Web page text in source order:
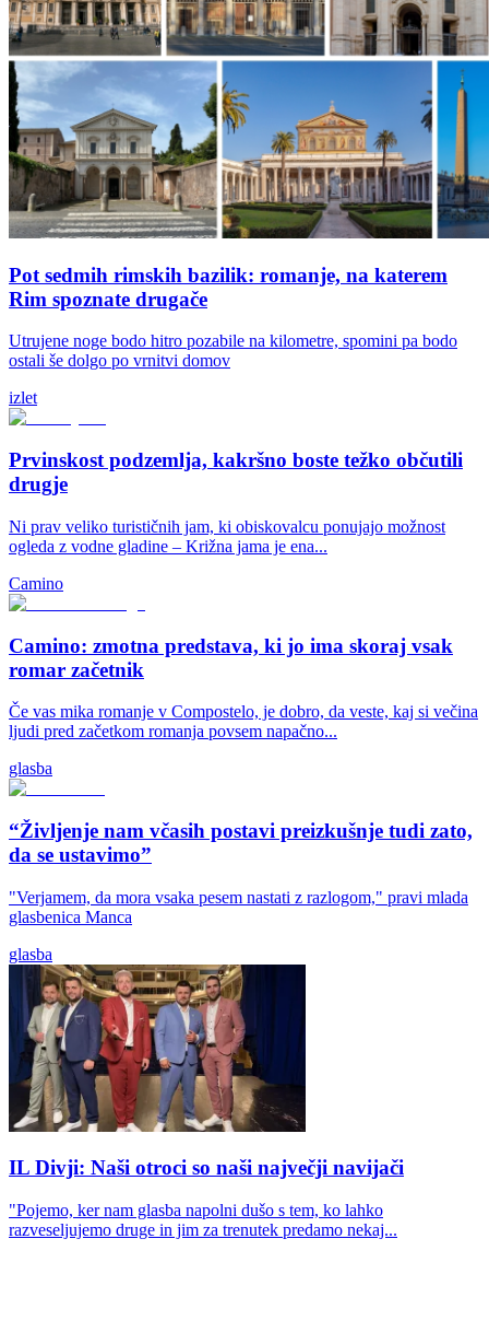
Pot sedmih rimskih bazilik: romanje, na katerem
Rim spoznate drugače
Utrujene noge bodo hitro pozabile na kilometre, spomini pa bodo
ostali še dolgo po vrnitvi domov
izlet
Prvinskost podzemlja, kakršno boste težko občutili
drugje
Ni prav veliko turističnih jam, ki obiskovalcu ponujajo možnost
ogleda z vodne gladine – Križna jama je ena...
Camino
Camino: zmotna predstava, ki jo ima skoraj vsak
romar začetnik
Če vas mika romanje v Compostelo, je dobro, da veste, kaj si večina
ljudi pred začetkom romanja povsem napačno...
glasba
“Življenje nam včasih postavi preizkušnje tudi zato,
da se ustavimo”
"Verjamem, da mora vsaka pesem nastati z razlogom," pravi mlada
glasbenica Manca
glasba
IL Divji: Naši otroci so naši največji navijači
"Pojemo, ker nam glasba napolni dušo s tem, ko lahko
razveseljujemo druge in jim za trenutek predamo nekaj...